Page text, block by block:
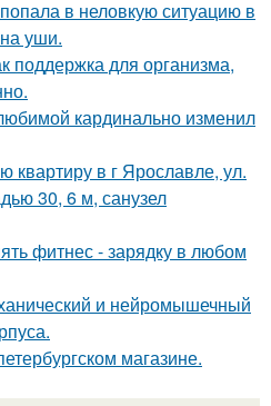
в неловкую ситуацию в
уши.
поддержка для организма,
кардинально изменил
квартиру в г Ярославле, ул.
30, 6 м, санузел
фитнес - зарядку в любом
и нейромышечный
магазине.